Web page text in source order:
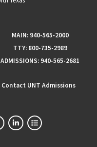
MAIN: 940-565-2000
TTY: 800-735-2989
ADMISSIONS: 940-565-2681
Contact UNT Admissions